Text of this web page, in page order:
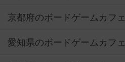
京都府のボードゲームカフェ
愛知県のボードゲームカフェ